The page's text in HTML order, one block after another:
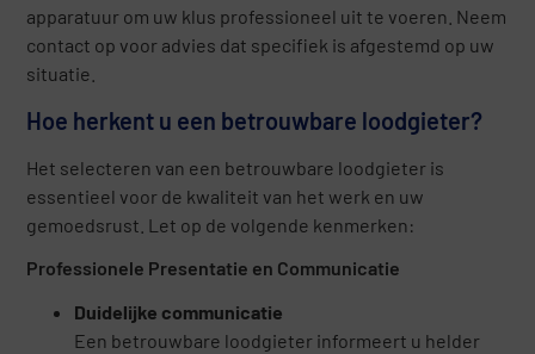
apparatuur om uw klus professioneel uit te voeren. Neem
contact op voor advies dat specifiek is afgestemd op uw
situatie.
Hoe herkent u een betrouwbare loodgieter?
Het selecteren van een betrouwbare loodgieter is
essentieel voor de kwaliteit van het werk en uw
gemoedsrust. Let op de volgende kenmerken:
Professionele Presentatie en Communicatie
Duidelijke communicatie
Een betrouwbare loodgieter informeert u helder